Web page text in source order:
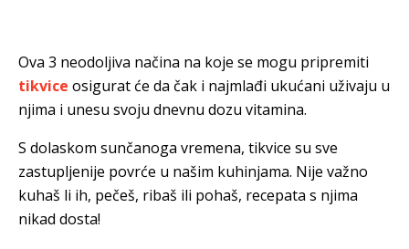
Ova 3 neodoljiva načina na koje se mogu pripremiti
tikvice osigurat će da čak i najmlađi ukućani uživaju u
njima i unesu svoju dnevnu dozu vitamina.
S dolaskom sunčanoga vremena, tikvice su sve
zastupljenije povrće u našim kuhinjama. Nije važno
kuhaš li ih, pečeš, ribaš ili pohaš, recepata s njima
nikad dosta!